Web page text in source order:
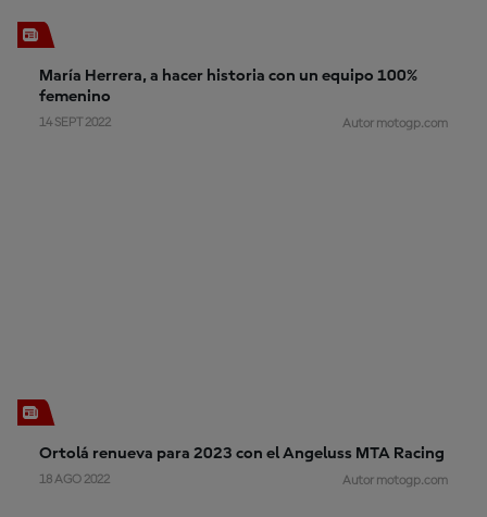
María Herrera, a hacer historia con un equipo 100%
femenino
14 SEPT 2022 Autor motogp.com
Ortolá renueva para 2023 con el Angeluss MTA Racing
18 AGO 2022 Autor motogp.com